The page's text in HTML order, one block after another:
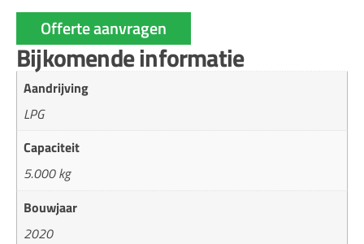
Offerte aanvragen
Bijkomende informatie
Aandrijving
LPG
Capaciteit
5.000 kg
Bouwjaar
2020